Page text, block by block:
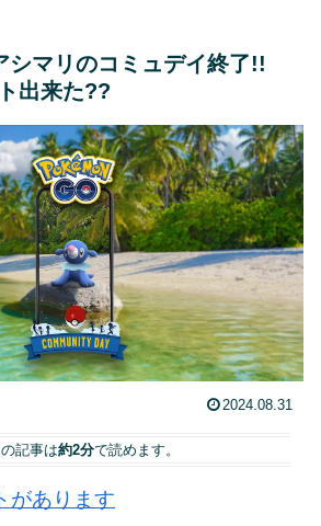
シマリのコミュデイ終了!!
出来た??
2024.08.31
の記事は約2分で読めます。
があります